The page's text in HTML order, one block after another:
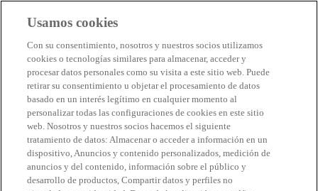
Empresas Biosphere
Cómo valoramos
Quienes somos
ES
English
Português
Français
Català
Deutsch
Türkçe
Usamos cookies
Con su consentimiento, nosotros y nuestros socios utilizamos
cookies o tecnologías similares para almacenar, acceder y
procesar datos personales como su visita a este sitio web. Puede
retirar su consentimiento u objetar el procesamiento de datos
basado en un interés legítimo en cualquier momento al
personalizar todas las configuraciones de cookies en este sitio
web. Nosotros y nuestros socios hacemos el siguiente
tratamiento de datos: Almacenar o acceder a información en un
dispositivo, Anuncios y contenido personalizados, medición de
anuncios y del contenido, información sobre el público y
desarrollo de productos, Compartir datos y perfiles no